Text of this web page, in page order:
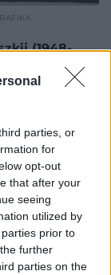
parties, or
for
opt-out
that after your
seeing
utilized by
prior to
further
parties on the
(1948-
lélek,
Éva: 17.o.,
14,9 x 17,9 cm
50 000Ft
festmény,
2017-02-22